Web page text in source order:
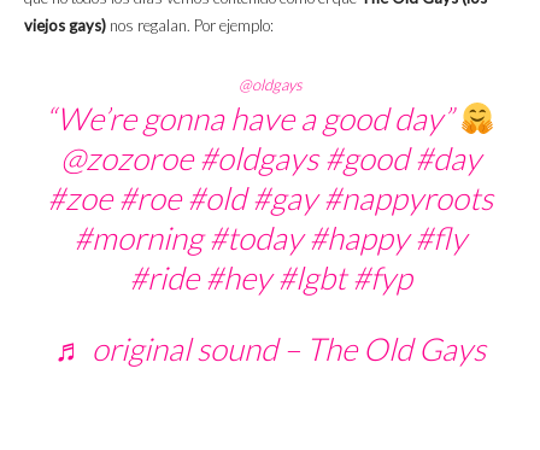
viejos gays) nos regalan. Por ejemplo:
@oldgays
“We’re gonna have a good day”
@zozoroe#oldgays #good #day
#zoe #roe #old #gay #nappyroots
#morning #today #happy #fly
#ride #hey #lgbt #fyp
♬ original sound – The Old Gays